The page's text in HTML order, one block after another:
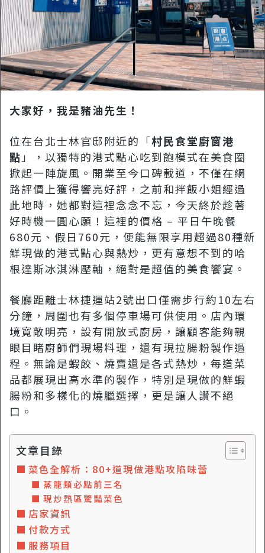
大家好，我是豬油先生！
位在台北士林官邸附近的「村民食堂廚窗港
點 」，以獨特的港式點心吃到飽模式在美食圈
掀起一陣旋風。開業至今口碑載道，不僅在網
路評價上獲得響亮好評，之前和拌飯小姐經過
此地時，她都對這裡念念不忘，今天終於趁著
好時機一圓心願！這裡的價格 – 平日午晚餐
680元、假日760元，便能無限享用超過80種新
鮮現做的港式點心與熱炒，更有意想不到的哈
根達斯冰淇淋壓軸，絕對是超值的美食饗宴。
餐廳距離士林捷運站2號出口僅需步行約10左右
分鐘，周圍也有多個停車場可供使用。店內環
境寬敞明亮，設有開放式廚房，讓顧客能夠親
眼目睹廚師們現場料理，還有現拉腸粉製作過
程。無論是蝦餃、燒賣還是各式熱炒，每道菜
品都展現出高水準的製作，特別是現做的鮮蝦
腸粉和多樣化的燒臘選擇，更是讓人讚不絕
口。
文章目錄
菜色全解析：80+道現做港點攻陷味蕾
蒸籠類必點前三名
現炒熱區驚豔菜色
店家資訊
付款方式
服務項目